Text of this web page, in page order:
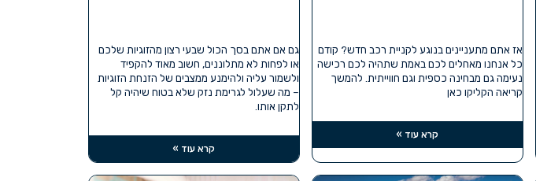
אז אתם מתעניינים בנוגע לקניית רכב חדש? קודם
כל אנחנו מאחלים לכם באמת שתהיה לכם רכישה
נעימה גם מבחינה כספית וגם חווייתית. להמשך
קריאה הקליקו כאן
קרא עוד »
גם אם אתם בסך הכול שבעי רצון מהזוגיות שלכם
או לפחות לא מתלוננים, חשוב מאוד להקפיד
ולשמור עליה ולהימנע ממצבים של הזנחת הזוגיות
– מה שעלול לגרימת נזק שלא בטוח שיהיה קל
לתקן אותו.
קרא עוד »